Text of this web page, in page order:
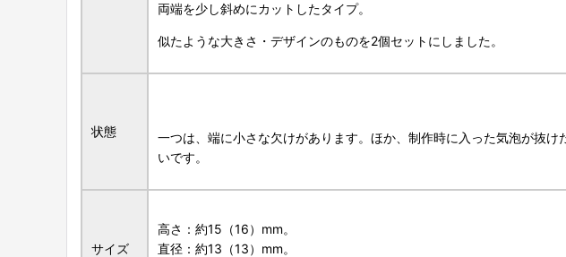
両端を少し斜めにカットしたタイプ。
似たような大きさ・デザインのものを2個セットにしました。
状態
一つは、端に小さな欠けがあります。ほか、制作時に入った気泡が抜
いです。
サイズ
高さ：約15（16）mm。
直径：約13（13）mm。